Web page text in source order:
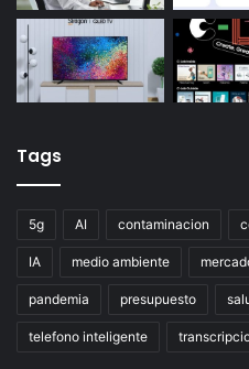
Tags
5g AI contaminacion
IA medio ambiente
pandemia presupuesto
telefono inteligente